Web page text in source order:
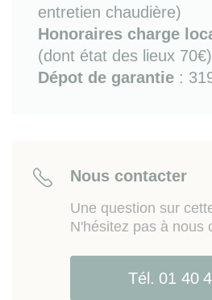
Sur place ou à proximité
commerces et services du
commun (métro ligne 7 arrêt
grands espaces verts (parc de
entretien chaudière)
Honoraires charge
(dont état des lieux 70€)
Dépot de garantie :
Nous contacter
Une question sur
N'hésitez pas à nous
Tél. 01 40